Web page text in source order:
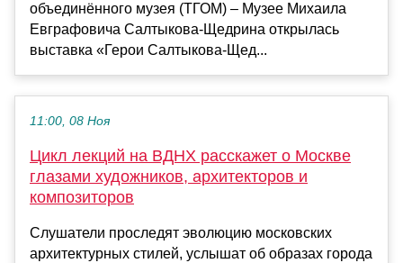
объединённого музея (ТГОМ) – Музее Михаила
Евграфовича Салтыкова-Щедрина открылась
выставка «Герои Салтыкова-Щед...
11:00, 08 Ноя
Цикл лекций на ВДНХ расскажет о Москве
глазами художников, архитекторов и
композиторов
Слушатели проследят эволюцию московских
архитектурных стилей, услышат об образах города